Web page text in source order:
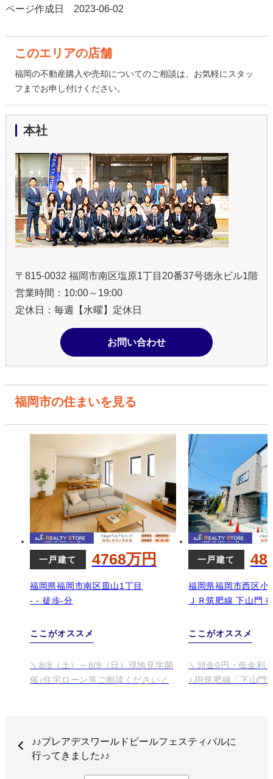
ページ作成日 2023-06-02
このエリアの店舗
福岡の不動産購入や売却についてのご相談は、お気軽にスタッ
フまでお申し付けください。
本社
〒815-0032 福岡市南区塩原1丁目20番37号徳永ビル1階
営業時間：10:00～19:00
定休日：毎週【水曜】定休日
お問い合わせ
福岡市の住まいを見る
♪♪プレアデスワールドビールフェスティバルに
行ってきました♪♪